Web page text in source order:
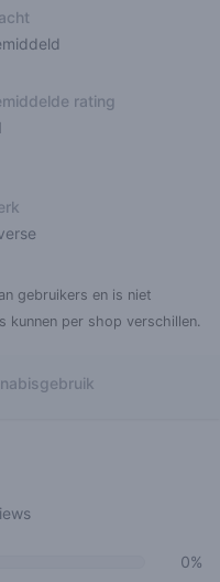
rating
gebruikers en is niet
kunnen per shop verschillen.
0%